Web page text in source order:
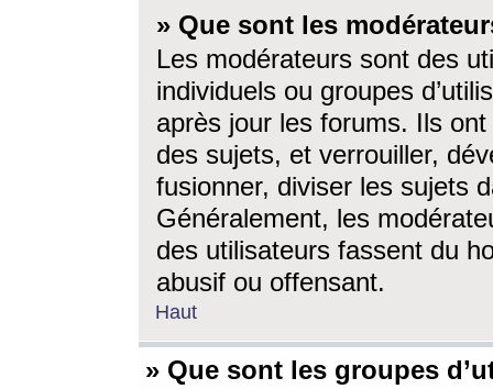
» Que sont les
Les modérateurs sont des
individuels ou groupes
après jour les forums. Ils ont
des sujets, et verrouiller,
fusionner, diviser les sujets
Généralement, les
des utilisateurs fassent du
abusif ou offensant.
Haut
» Que sont les groupes